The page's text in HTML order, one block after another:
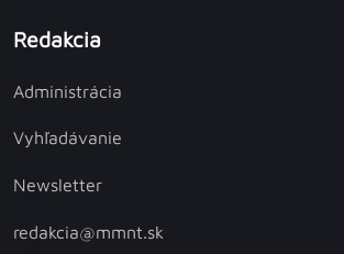
Redakcia
Administrácia
Vyhľadávanie
Newsletter
redakcia@mmnt.sk